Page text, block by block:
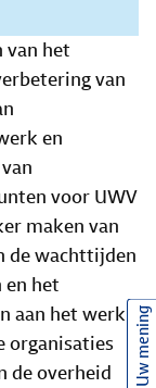
van het
van
en
voor UWV
maken van
de wachttijden
en het
aan het werk
organisaties
de overheid
Uw mening